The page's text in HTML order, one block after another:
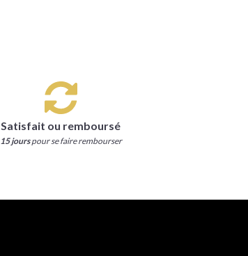
Satisfait ou remboursé
15 jourspour se faire rembourser